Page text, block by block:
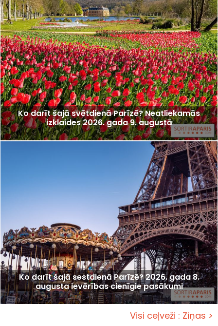
Ko darīt šajā svētdienā Parīzē? Neatliekamās
izklaides 2026. gada 9. augustā
Ko darīt šajā sestdienā Parīzē? 2026. gada 8.
augusta ievērības cienīgie pasākumi
Visi ceļveži : Ziņas >